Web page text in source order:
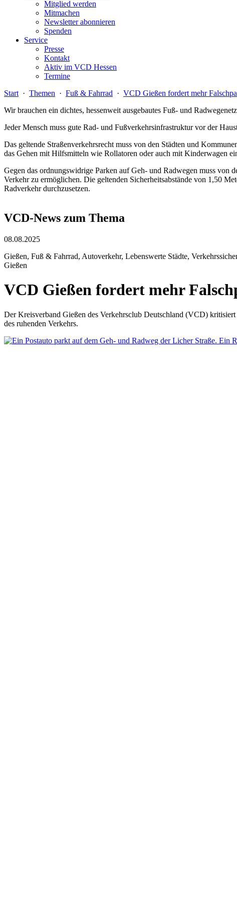
Mitglied werden
Mitmachen
Newsletter abonnieren
Spenden
Service
Presse
Kontakt
Aktiv im VCD Hessen
Termine
Start · Themen · Fuß & Fahrrad · VCD Gießen fordert mehr
Wir brauchen ein dichtes, hessenweit ausgebautes Fuß- und
Jeder Mensch muss gute Rad- und Fußverkehrsinfrastruktur vor der
Das geltende Straßenverkehrsrecht muss von den Städten und
das Gehen mit Hilfsmitteln wie Rollatoren oder auch mit Kinderwagen
Gegen das ordnungswidrige Parken auf Geh- und Radwegen muss von
Verkehr zu ermöglichen. Die geltenden Sicherheitsabstände von 1,50
Radverkehr durchzusetzen.
VCD-News zum Thema
08.08.2025
Gießen, Fuß & Fahrrad, Autoverkehr, Lebenswerte Städte,
Gießen
VCD Gießen fordert mehr
Der Kreisverband Gießen des Verkehrsclub Deutschland (VCD)
des ruhenden Verkehrs.